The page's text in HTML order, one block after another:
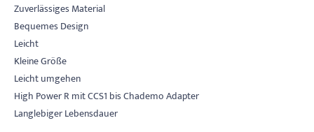
Zuverlässiges Material
Bequemes Design
Leicht
Kleine Größe
Leicht umgehen
High Power R mit CCS1 bis Chademo Adapter
Langlebiger Lebensdauer